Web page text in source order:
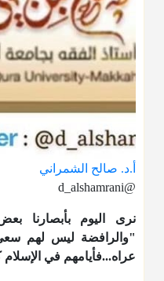
أ.د. صالح الشمراني
@d_alshamrani
نرى اليوم بأبصارنا
"والرافضة ليس لهم
عراه...فأيامهم في الإسلام